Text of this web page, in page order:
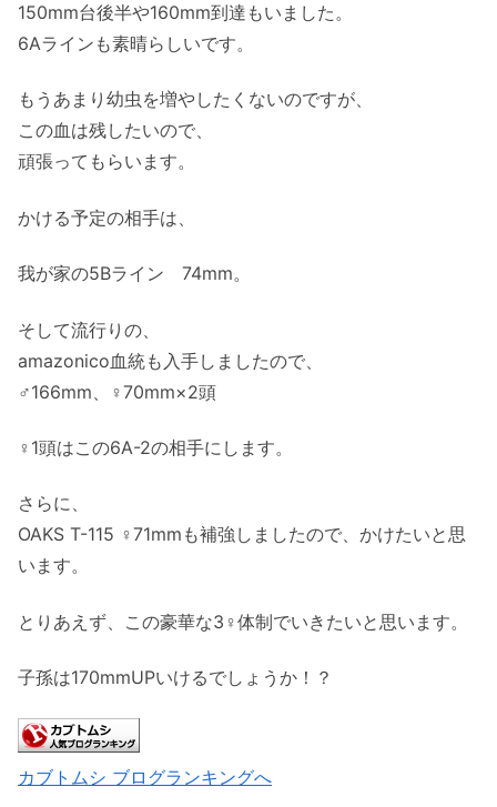
150mm台後半や160mm到達もいました。
6Aラインも素晴らしいです。
もうあまり幼虫を増やしたくないのですが、
この血は残したいので、
頑張ってもらいます。
かける予定の相手は、
我が家の5Bライン 74mm。
そして流行りの、
amazonico血統も入手しましたので、
♂166mm、♀70mm×2頭
♀1頭はこの6A-2の相手にします。
さらに、
OAKS T-115 ♀71mmも補強しましたので、かけたいと思
います。
とりあえず、この豪華な3♀体制でいきたいと思います。
子孫は170mmUPいけるでしょうか！？
カブトムシ ブログランキングへ